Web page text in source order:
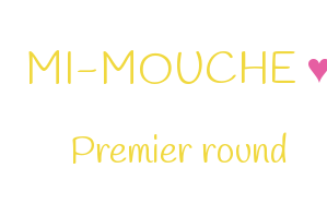
MI-MOUCHE
Premier round